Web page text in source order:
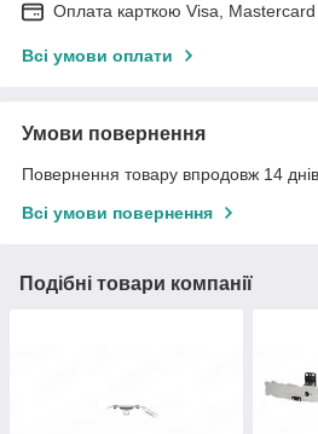
Оплата карткою Visa,
Всі умови оплати
Умови повернення
Повернення товару впродовж 14
Всі умови повернення
Подібні товари компанії